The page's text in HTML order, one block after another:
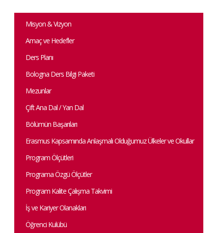
Misyon & Vizyon
Amaç ve Hedefler
Ders Planı
Bologna Ders Bilgi Paketi
Mezunlar
Çift Ana Dal / Yan Dal
Bölümün Başarıları
Erasmus Kapsamında Anlaşmalı Olduğumuz Ülkeler ve Okullar
Program Ölçütleri
Programa Özgü Ölçütler
Program Kalite Çalışma Takvimi
İş ve Kariyer Olanakları
Öğrenci Kulübü